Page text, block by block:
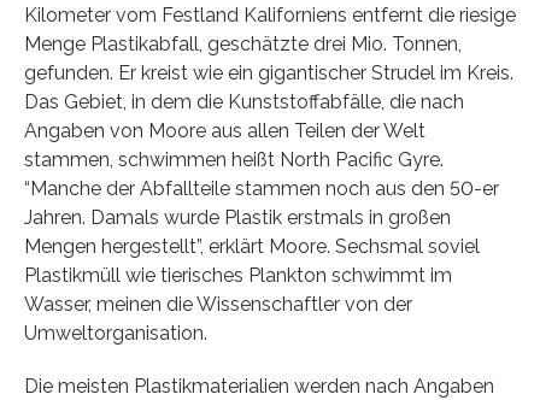
Kilometer vom Festland Kaliforniens entfernt die riesige
Menge Plastikabfall, geschätzte drei Mio. Tonnen,
gefunden. Er kreist wie ein gigantischer Strudel im Kreis.
Das Gebiet, in dem die Kunststoffabfälle, die nach
Angaben von Moore aus allen Teilen der Welt
stammen, schwimmen heißt North Pacific Gyre.
“Manche der Abfallteile stammen noch aus den 50-er
Jahren. Damals wurde Plastik erstmals in großen
Mengen hergestellt”, erklärt Moore. Sechsmal soviel
Plastikmüll wie tierisches Plankton schwimmt im
Wasser, meinen die Wissenschaftler von der
Umweltorganisation.
Die meisten Plastikmaterialien werden nach Angaben